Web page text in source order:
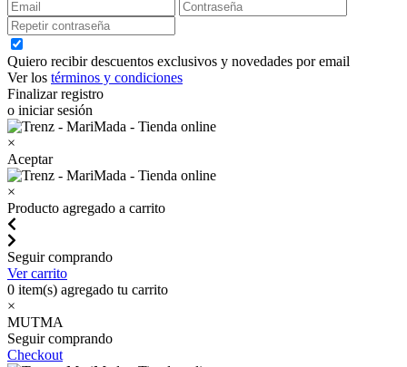
Quiero recibir descuentos exclusivos y novedades por email
Ver los términos y condiciones
Finalizar registro
o iniciar sesión
×
Aceptar
×
Producto agregado a carrito
Seguir comprando
Ver carrito
0 item(s) agregado tu carrito
×
MUTMA
Seguir comprando
Checkout